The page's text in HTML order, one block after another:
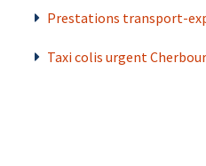
Prestations transport-
Taxi colis urgent